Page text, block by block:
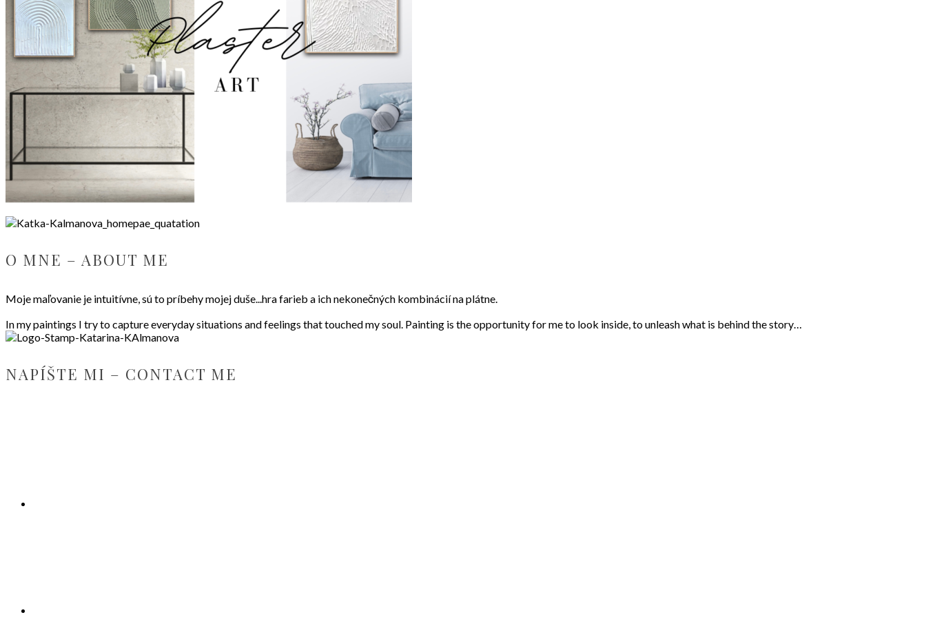
O MNE – ABOUT ME
Moje maľovanie je intuitívne, sú to príbehy mojej duše...hra farieb a ich nekonečných kombinácií na plátne.
In my paintings I try to capture everyday situations and feelings that touched my soul. Painting is the opportunity for me to look inside, to unleash what is behind the story…
NAPÍŠTE MI – CONTACT ME